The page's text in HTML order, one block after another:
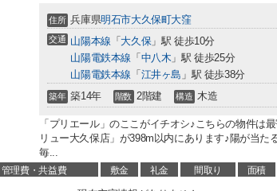
住所 兵庫県明石市大久保町大窪
交通 山陽本線 「 大久保」駅 徒歩10分
山陽電鉄本線 「 中八木 」駅 徒歩25分
山陽電鉄本線 「 江井ヶ島 」駅 徒歩38分
築年 築14年 階数 2階建 構造 木造
「プリエール」のここがイチオシ♪こちらの物件は
リュー大久保店」が398m以内にあります♪陽が当た
毎...
管理費・共益費 敷金 礼金 間取り 面積